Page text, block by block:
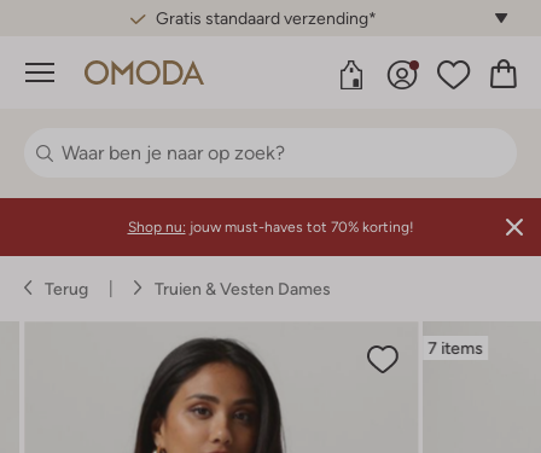
Gratis standaard verzending*
Menu
Shop nu: jouw must-haves tot 70% korting!
Terug Truien & Vesten Dames
7 items